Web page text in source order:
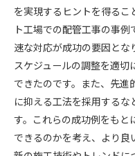
を実現するヒントを得るこ
ト工場での配管工事の事
速な対応が成功の要因とな
スケジュールの調整を適
できたのです。また、先進
に抑える工法を採用するな
す。これらの成功例をもと
できるのかを考え、より良